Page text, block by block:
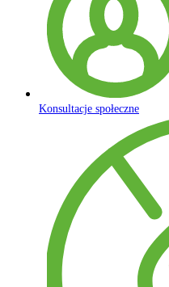
Konsultacje społeczne